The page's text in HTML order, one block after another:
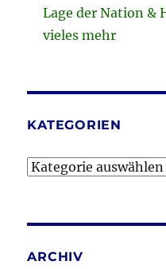
Lage der Nation &
vieles mehr
KATEGORIEN
Kategorien
ARCHIV